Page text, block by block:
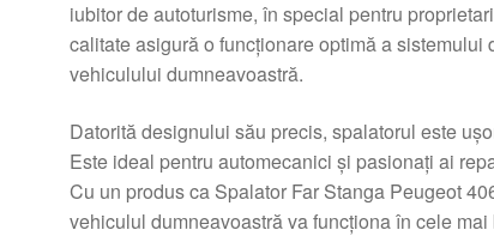
iubitor de autoturisme, în special pentru
calitate asigură o funcționare optimă a
vehiculului dumneavoastră.
Datorită designului său precis, spalatorul este
Este ideal pentru automecanici și pasionați ai
Cu un produs ca Spalator Far Stanga Peugeot
vehiculul dumneavoastră va funcționa în cele